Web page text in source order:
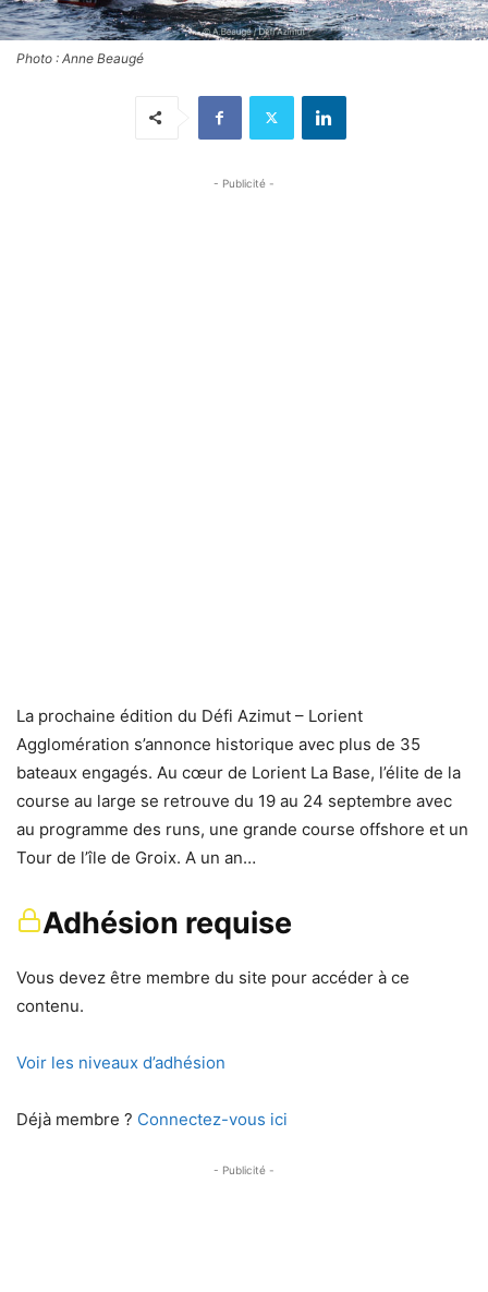
Photo : Anne Beaugé
- Publicité -
La prochaine édition du Défi Azimut – Lorient
Agglomération s’annonce historique avec plus de 35
bateaux engagés. Au cœur de Lorient La Base, l’élite de la
course au large se retrouve du 19 au 24 septembre avec
au programme des runs, une grande course offshore et un
Tour de l’île de Groix. A un an…
Adhésion requise
Vous devez être membre du site pour accéder à ce
contenu.
Voir les niveaux d’adhésion
Déjà membre ? Connectez-vous ici
- Publicité -